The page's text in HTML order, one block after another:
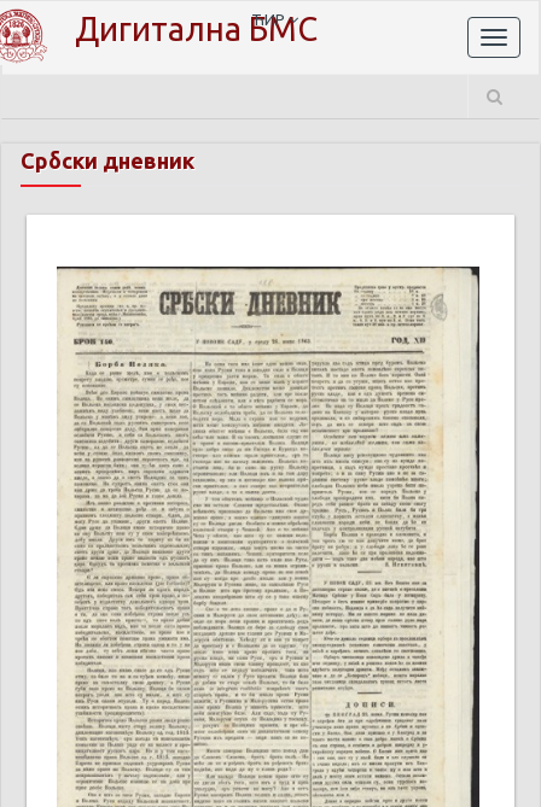
Дигитална БМС
ЋИР
Србски дневник